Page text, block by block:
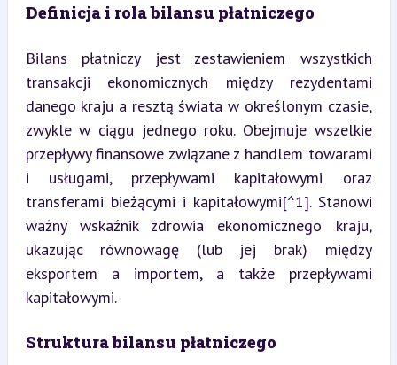
Definicja i rola bilansu płatniczego
Bilans płatniczy jest zestawieniem wszystkich
transakcji ekonomicznych między rezydentami
danego kraju a resztą świata w określonym czasie,
zwykle w ciągu jednego roku. Obejmuje wszelkie
przepływy finansowe związane z handlem towarami
i usługami, przepływami kapitałowymi oraz
transferami bieżącymi i kapitałowymi[^1]. Stanowi
ważny wskaźnik zdrowia ekonomicznego kraju,
ukazując równowagę (lub jej brak) między
eksportem a importem, a także przepływami
kapitałowymi.
Struktura bilansu płatniczego